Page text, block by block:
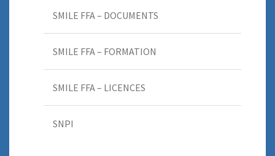
SMILE FFA – DOCUMENTS
SMILE FFA – FORMATION
SMILE FFA – LICENCES
SNPI